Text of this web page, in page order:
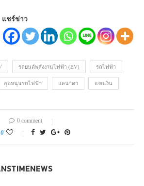
แชร์ข่าว
รถยนต์พลังงานไฟฟ้า (EV) รถไฟฟ้า
อุดหนุนรถไฟฟ้า แคนาดา แจกเงิน
0 comment
0